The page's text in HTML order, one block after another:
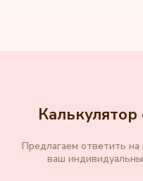
Предлагаем ответить на
ваш